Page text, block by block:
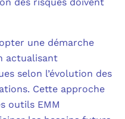
une démarche
actualisant
selon l’évolution des
Cette approche
outils EMM